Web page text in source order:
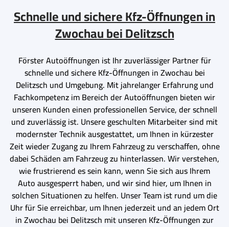
Schnelle und sichere Kfz-Öffnungen in
Zwochau bei Delitzsch
Förster Autoöffnungen ist Ihr zuverlässiger Partner für
schnelle und sichere Kfz-Öffnungen in Zwochau bei
Delitzsch und Umgebung. Mit jahrelanger Erfahrung und
Fachkompetenz im Bereich der Autoöffnungen bieten wir
unseren Kunden einen professionellen Service, der schnell
und zuverlässig ist. Unsere geschulten Mitarbeiter sind mit
modernster Technik ausgestattet, um Ihnen in kürzester
Zeit wieder Zugang zu Ihrem Fahrzeug zu verschaffen, ohne
dabei Schäden am Fahrzeug zu hinterlassen. Wir verstehen,
wie frustrierend es sein kann, wenn Sie sich aus Ihrem
Auto ausgesperrt haben, und wir sind hier, um Ihnen in
solchen Situationen zu helfen. Unser Team ist rund um die
Uhr für Sie erreichbar, um Ihnen jederzeit und an jedem Ort
in Zwochau bei Delitzsch mit unseren Kfz-Öffnungen zur